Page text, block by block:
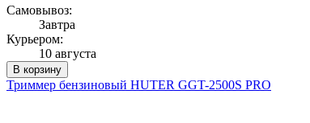
Самовывоз:
Завтра
Курьером:
10 августа
В корзину
Триммер бензиновый HUTER GGT-2500S PRO